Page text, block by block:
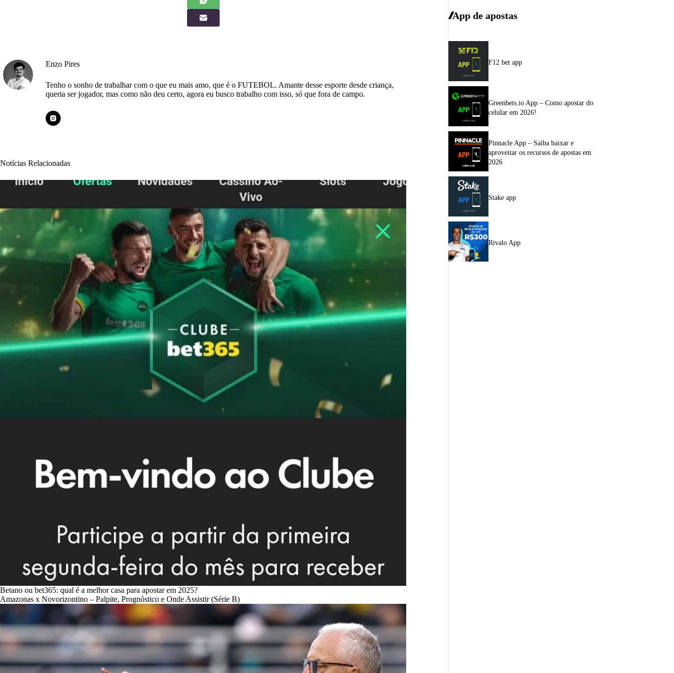
Enzo Pires
Tenho o sonho de trabalhar com o que eu mais amo, que é o FUTEBOL. Amante desse esporte desde criança,
queria ser jogador, mas como não deu certo, agora eu busco trabalho com isso, só que fora de campo.
Notícias Relacionadas
Betano ou bet365: qual é a melhor casa para apostar em 2025?
Amazonas x Novorizontino – Palpite, Prognóstico e Onde Assistir (Série B)
App de apostas
F12 bet app
Greenbets.io App – Como apostar do
celular em 2026!
Pinnacle App – Saiba baixar e
aproveitar os recursos de apostas em
2026
Stake app
Rivalo App